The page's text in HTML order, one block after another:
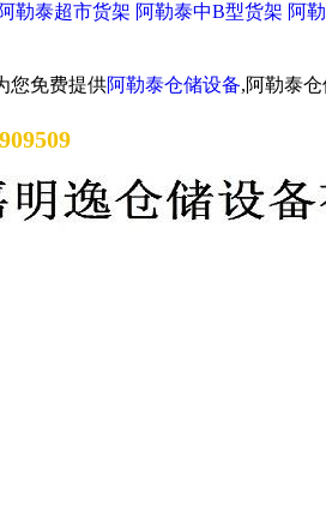
阿勒泰超市货架 阿勒泰中B型货架 阿
您免费提供阿勒泰仓储设备,阿勒泰